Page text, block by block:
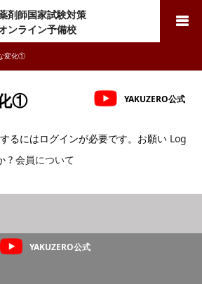
剤師国家試験対策
ンライン予備校
検索
変化①
① YAKUZERO公式
るにはログインが必要です。お願い Log
? 会員について
YAKUZERO公式